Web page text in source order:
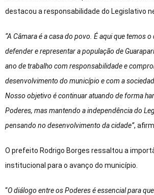
destacou a responsabilidade do Legislativo
“A Câmara é a casa do povo. É aqui que temos o
defender e representar a população de
ano de trabalho com responsabilidade e
desenvolvimento do município e com a
Nosso objetivo é continuar atuando de forma
Poderes, mas mantendo a independência do
pensando no desenvolvimento da cidade”,
O prefeito Rodrigo Borges ressaltou a
institucional para o avanço do município.
“O diálogo entre os Poderes é essencial para